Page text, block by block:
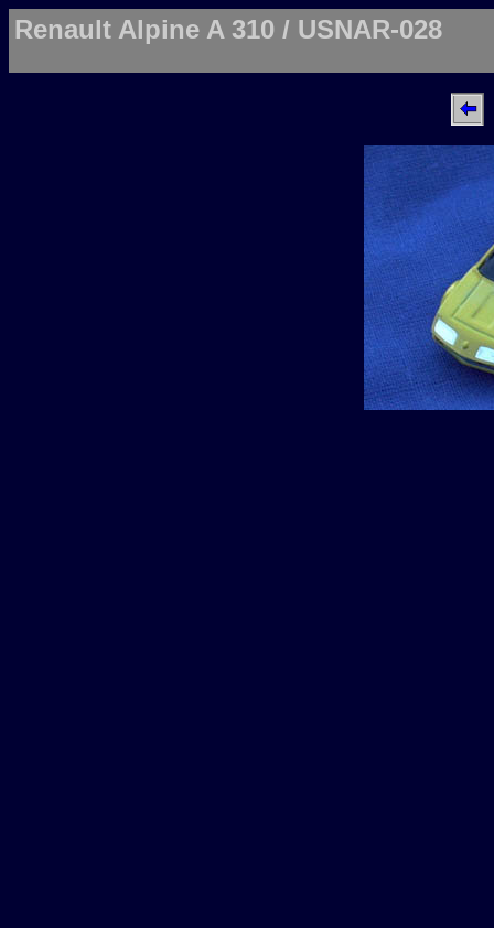
Renault Alpine A 310 / USNAR-028